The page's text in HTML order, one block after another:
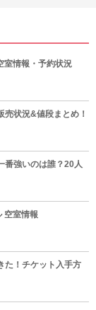
室情報・予約状況
売状況&値段まとめ！
番強いのは誰？20人
空室情報
た！チケット入手方